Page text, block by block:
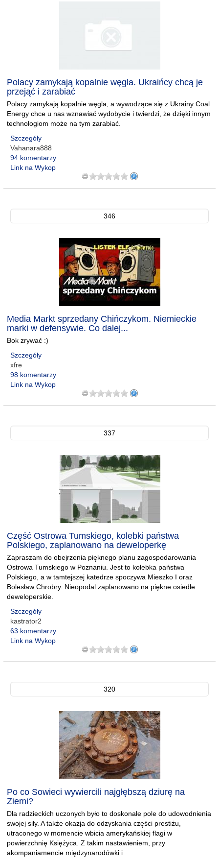
Polacy zamykają kopalnie węgla. Ukraińcy chcą je
przejąć i zarabiać
Polacy zamykają kopalnie węgla, a wywodzące się z Ukrainy Coal
Energy chce u nas wznawiać wydobycie i twierdzi, że dzięki innym
technologiom może na tym zarabiać.
Szczegóły
Vahanara888
94 komentarzy
Link na Wykop
346
Media Markt sprzedany Chińczykom. Niemieckie
marki w defensywie. Co dalej...
Bok zrywać :)
Szczegóły
xfre
98 komentarzy
Link na Wykop
337
Część Ostrowa Tumskiego, kolebki państwa
Polskiego, zaplanowano na deweloperkę
Zapraszam do obejrzenia pięknego planu zagospodarowania
Ostrowa Tumskiego w Poznaniu. Jest to kolebka państwa
Polskiego, a w tamtejszej katedrze spoczywa Mieszko I oraz
Bolesław Chrobry. Nieopodal zaplanowano na piękne osiedle
deweloperskie.
Szczegóły
kastrator2
63 komentarzy
Link na Wykop
320
Po co Sowieci wywiercili najgłębszą dziurę na
Ziemi?
Dla radzieckich uczonych było to doskonałe pole do udowodnienia
swojej siły. A także okazja do odzyskania części prestiżu,
utraconego w momencie wbicia amerykańskiej flagi w
powierzchnię Księżyca. Z takim nastawieniem, przy
akompaniamencie międzynarodówki i